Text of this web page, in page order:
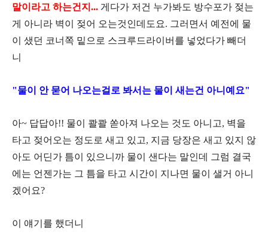
말이라고 하는건지... 게다가 저건 누가봐도 방수포가 젖는
게 아니라 벽이 젖어 오는것인데도요. 그러면서 예전에 물
이 샜던 코너쪽 밑으로 스크루드라이버를 넣었다가 빼더
니
"물이 안 묻어 나오는걸로 봐서는 물이 새는건 아니예요"
아~ 답답아!! 물이 콸콸 쏟아져 나오는 것도 아니고, 벽을
타고 젖어오는 정도로 새고 있고, 지금 당장은 새고 있지 않
아도 어딘가 틈이 있으니까 물이 샌다는 말인데 그럼 결국
에는 언젠가는 그 틈을 타고 시간이 지나면 물이 샐거 아니
겠어요?
이 얘기를 했더니